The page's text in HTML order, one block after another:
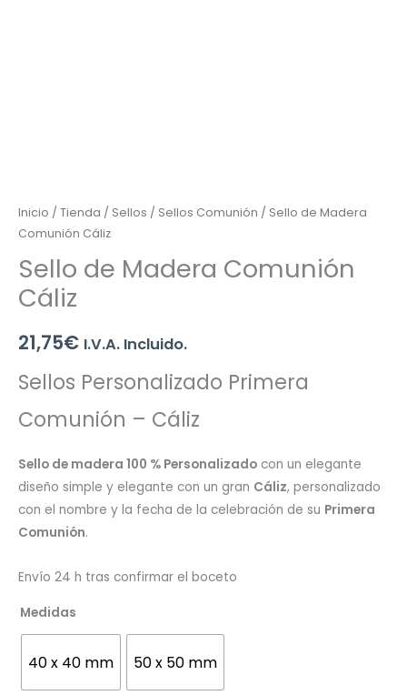
Inicio / Tienda / Sellos / Sellos Comunión / Sello de Madera
Comunión Cáliz
Sello de Madera Comunión
Cáliz
21,75€ I.V.A. Incluido.
Sellos Personalizado Primera
Comunión – Cáliz
Sello de madera 100 % Personalizado con un elegante
diseño simple y elegante con un gran Cáliz, personalizado
con el nombre y la fecha de la celebración de su Primera
Comunión.
Envío 24 h tras confirmar el boceto
Medidas
40 x 40 mm 50 x 50 mm